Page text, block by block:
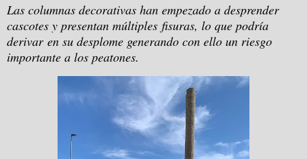
Las columnas decorativas han empezado a desprender
cascotes y presentan múltiples fisuras, lo que podría
derivar en su desplome generando con ello un riesgo
importante a los peatones.